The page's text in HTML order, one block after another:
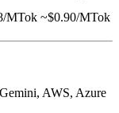
MTok ~$0.90/MTok
AWS, Azure